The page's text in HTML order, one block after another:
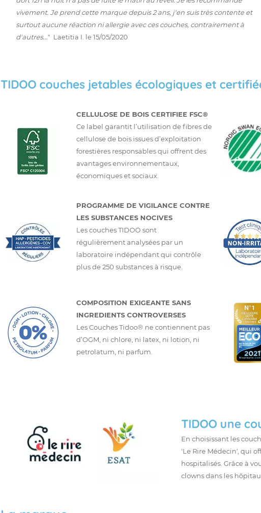
vivement. Je prend cette marque depuis 2 ans, j'en suis très contente et
surtout aucune réaction ni allergie avec ces couches, contrairement à
d'autres..." Laetitia I. le 15/05/2020
TIDOO couches jetables écologiques et
CELLULOSE DE BOIS CERTIFIEE FSC®
Ce label garantit l’utilisation de fibres de
cellulose de bois issues d’exploitation
forestières responsables qui offrent des
avantages environnementaux,
économiques et sociaux.
PROGRAMME DE VIGILANCE CONTRE
LES SUBSTANCES NOCIVES
Les couches TIDOO sont
régulièrement analysées par un
laboratoire indépendant qui contrôle
plus de 250 substances à risque.
COMPOSITION EXIGEANTE SANS
INGREDIENTS CONTROVERSES
Les Couches Tidoo® ne contiennent pas
d’OGM, ni chlore, ni latex, ni lotion, ni
petrolatum, ni parfum.
TIDOO une
En choisissant les
'Le Rire Médecin', qui
hospitalisés. Grâce à
clowns dans les